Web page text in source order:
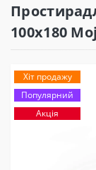
100x180
Хіт продажу
Популярний
Акція